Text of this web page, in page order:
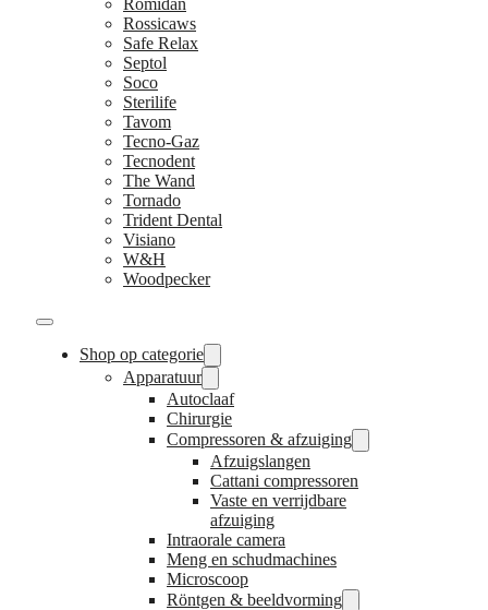
Rossicaws
Safe Relax
Septol
Soco
Sterilife
Tavom
Tecno-Gaz
Tecnodent
The Wand
Tornado
Trident Dental
Visiano
W&H
Woodpecker
Shop op categorie
Apparatuur
Autoclaaf
Chirurgie
Compressoren & afzuiging
Afzuigslangen
Cattani compressoren
Vaste en verrijdbare
afzuiging
Intraorale camera
Meng en schudmachines
Microscoop
Röntgen & beeldvorming